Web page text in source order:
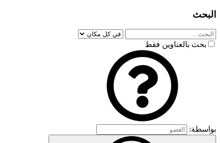
البحث
بحث بالعناوين فقط
بواسطة: